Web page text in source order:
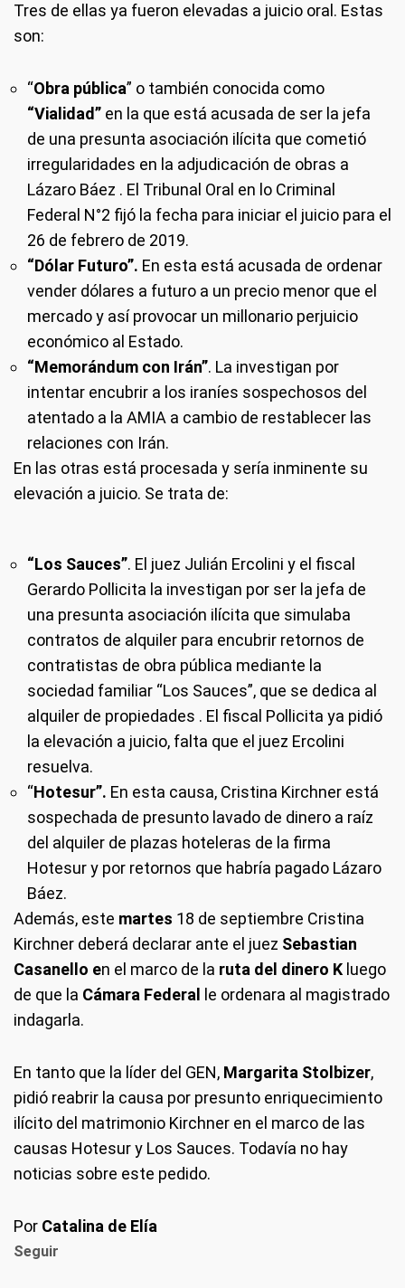
Tres de ellas ya fueron elevadas a juicio oral. Estas
son:
“Obra pública” o también conocida como
“Vialidad” en la que está acusada de ser la jefa
de una presunta asociación ilícita que cometió
irregularidades en la adjudicación de obras a
Lázaro Báez . El Tribunal Oral en lo Criminal
Federal N°2 fijó la fecha para iniciar el juicio para el
26 de febrero de 2019.
“Dólar Futuro”. En esta está acusada de ordenar
vender dólares a futuro a un precio menor que el
mercado y así provocar un millonario perjuicio
económico al Estado.
“Memorándum con Irán”. La investigan por
intentar encubrir a los iraníes sospechosos del
atentado a la AMIA a cambio de restablecer las
relaciones con Irán.
En las otras está procesada y sería inminente su
elevación a juicio. Se trata de:
“Los Sauces”. El juez Julián Ercolini y el fiscal
Gerardo Pollicita la investigan por ser la jefa de
una presunta asociación ilícita que simulaba
contratos de alquiler para encubrir retornos de
contratistas de obra pública mediante la
sociedad familiar “Los Sauces”, que se dedica al
alquiler de propiedades . El fiscal Pollicita ya pidió
la elevación a juicio, falta que el juez Ercolini
resuelva.
“Hotesur”. En esta causa, Cristina Kirchner está
sospechada de presunto lavado de dinero a raíz
del alquiler de plazas hoteleras de la firma
Hotesur y por retornos que habría pagado Lázaro
Báez.
Además, este martes 18 de septiembre Cristina
Kirchner deberá declarar ante el juez Sebastian
Casanello en el marco de la ruta del dinero K luego
de que la Cámara Federal
le ordenara al magistrado
indagarla.
En tanto que la líder del GEN, Margarita Stolbizer,
pidió reabrir la causa por presunto enriquecimiento
ilícito del matrimonio Kirchner en el marco de las
causas Hotesur y Los Sauces. Todavía no hay
noticias sobre este pedido.
Por Catalina de Elía
Seguir